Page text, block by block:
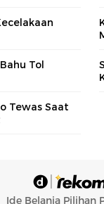
Tol
Tewas Saat